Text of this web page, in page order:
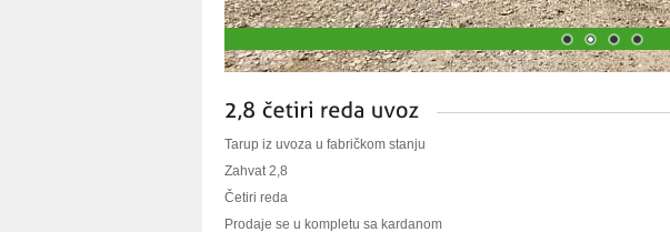
Tarup iz uvoza u fabričkom stanju
Zahvat 2,8
Četiri reda
Prodaje se u kompletu sa kardanom